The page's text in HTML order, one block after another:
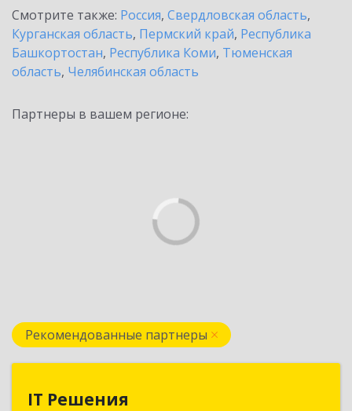
Смотрите также: Россия, Свердловская область,
Курганская область, Пермский край, Республика
Башкортостан, Республика Коми, Тюменская
область, Челябинская область
Партнеры в вашем регионе:
Рекомендованные партнеры
IT Решения